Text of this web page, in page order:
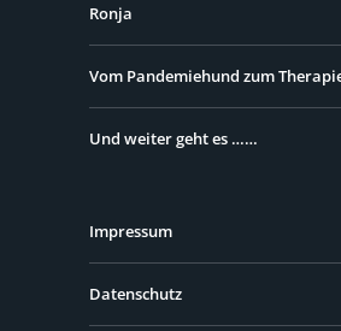
Ronja
Vom Pandemiehund zum
Und weiter geht es ……
Impressum
Datenschutz